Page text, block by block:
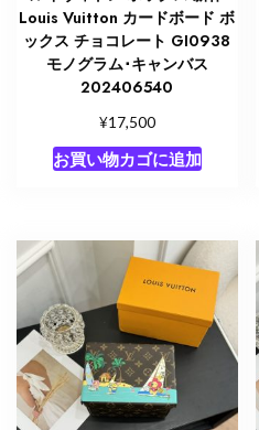
Louis Vuitton カードボード ボ
ックス チョコレート GI0938
モノグラム･キャンバス
202406540
¥17,500
お買い物カゴに追加